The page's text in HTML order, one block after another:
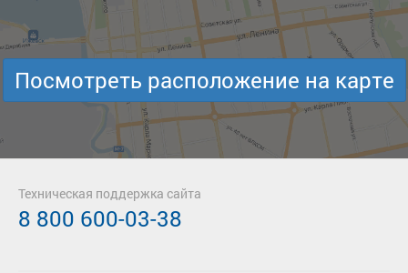
Посмотреть расположение на карте
Техническая поддержка сайта
8 800 600-03-38